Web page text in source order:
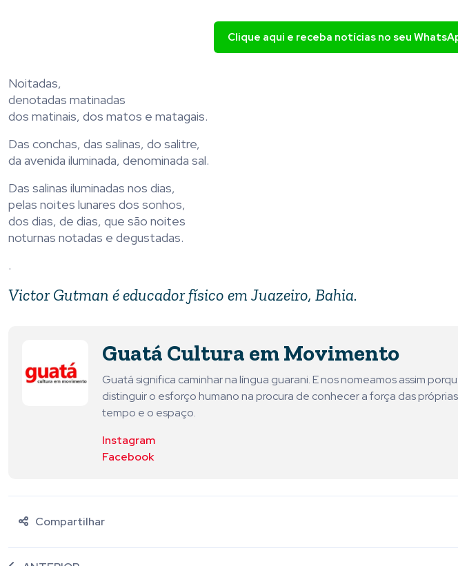
Clique aqui e receba notícias no seu
Noitadas,
denotadas matinadas
dos matinais, dos matos e matagais.
Das conchas, das salinas, do salitre,
da avenida iluminada, denominada sal.
Das salinas iluminadas nos dias,
pelas noites lunares dos sonhos,
dos dias, de dias, que são noites
noturnas notadas e degustadas.
.
Victor Gutman é educador físico em Juazeiro, Bahia.
Guatá Cultura em Movimento
Guatá significa caminhar na língua guarani. E nos nomeamos assim
distinguir o esforço humano na procura de conhecer a força das
tempo e o espaço.
Instagram
Facebook
Compartilhar